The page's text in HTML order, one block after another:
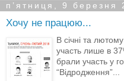
пʼятниця, 9 березня
Хочу не працюю...
В січні та
участь лише в
брали участь у
“Відродження”...